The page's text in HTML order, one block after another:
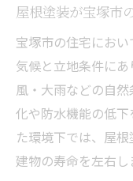
屋根塗装
理由
屋根塗装
ト
屋根塗装
は
屋根塗装が宝塚市
宝塚市の住宅におい
気候と立地条件に
風・大雨などの自
化や防水機能の低
た環境下では、屋
建物の寿命を左右し